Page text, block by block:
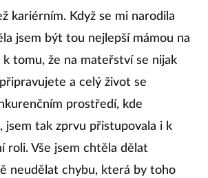
kariérním. Když se mi narodila
jsem být tou nejlepší mámou na
k tomu, že na mateřství se nijak
a celý život se
prostředí, kde
jsem tak zprvu přistupovala i k
roli. Vše jsem chtěla dělat
neudělat chybu, která by toho